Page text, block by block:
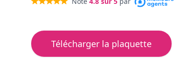
Télécharger la plaquette